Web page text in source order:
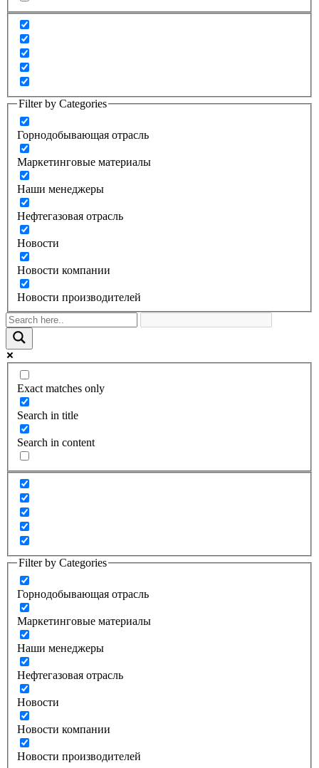
Filter by Categories
Горнодобывающая отрасль
Маркетинговые материалы
Наши менеджеры
Нефтегазовая отрасль
Новости
Новости компании
Новости производителей
Exact matches only
Search in title
Search in content
Filter by Categories
Горнодобывающая отрасль
Маркетинговые материалы
Наши менеджеры
Нефтегазовая отрасль
Новости
Новости компании
Новости производителей